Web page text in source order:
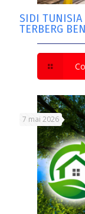
SIDI
TERBERG
7 mai 2026